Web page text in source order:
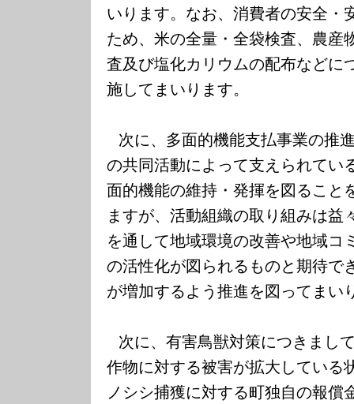
いります。なお、消費者の安全・
ため、米の全量・全袋検査、農産
査及び塩化カリウムの配布などに
施してまいります。
次に、多面的機能支払事業の推
の共同活動によって支えられてい
面的機能の維持・発揮を図ること
ますが、活動組織の取り組みは益
を通して地域環境の改善や地域コ
の活性化が図られるものと期待で
が増加するよう推進を図ってまい
次に、有害鳥獣対策につきまし
作物に対する被害が拡大している
ノシシ捕獲に対する町独自の報償